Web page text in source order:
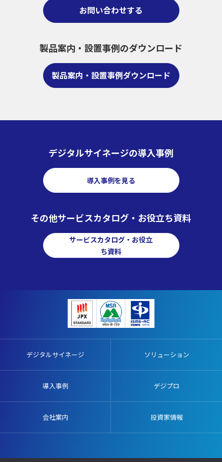
お問い合わせする
製品案内・設置事例のダウンロード
製品案内・設置事例ダウンロード
デジタルサイネージの導入事例
導入事例を見る
その他サービスカタログ・お役立ち資料
サービスカタログ・お役立
ち資料
デジタルサイネージ ソリューション
導入事例 デジプロ
会社案内 投資家情報